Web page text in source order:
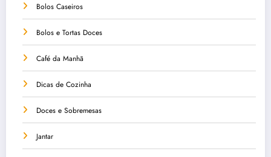
Bolos Caseiros
Bolos e Tortas Doces
Café da Manhã
Dicas de Cozinha
Doces e Sobremesas
Jantar